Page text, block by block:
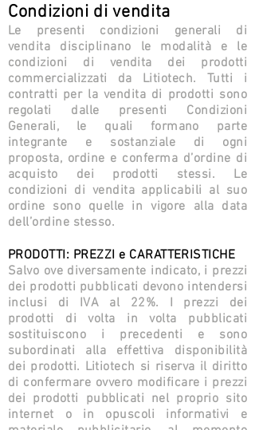
Condizioni di vendita
Le presenti condizioni generali di
vendita disciplinano le modalità e le
condizioni di vendita dei prodotti
commercializzati da Litiotech. Tutti i
contratti per la vendita di prodotti sono
regolati dalle presenti Condizioni
Generali, le quali formano parte
integrante e sostanziale di ogni
proposta, ordine e conferma d’ordine di
acquisto dei prodotti stessi. Le
condizioni di vendita applicabili al suo
ordine sono quelle in vigore alla data
dell’ordine stesso.
PRODOTTI: PREZZI e CARATTERISTICHE
Salvo ove diversamente indicato, i prezzi
dei prodotti pubblicati devono intendersi
inclusi di IVA al 22%. I prezzi dei
prodotti di volta in volta pubblicati
sostituiscono i precedenti e sono
subordinati alla effettiva disponibilità
dei prodotti. Litiotech si riserva il diritto
di confermare ovvero modificare i prezzi
dei prodotti pubblicati nel proprio sito
internet o in opuscoli informativi e